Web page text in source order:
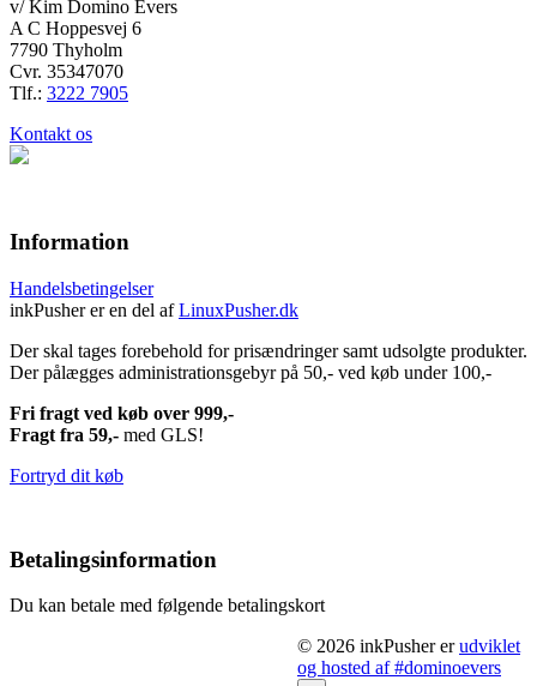
v/ Kim Domino Evers
A C Hoppesvej 6
7790 Thyholm
Cvr. 35347070
Tlf.: 3222 7905
Kontakt os
Information
Handelsbetingelser
inkPusher er en del afLinuxPusher.dk
Der skal tages forebehold for prisændringer samt udsolgte produkter.
Der pålægges administrationsgebyr på 50,- ved køb under 100,-
Fri fragt ved køb over 999,-
Fragt fra 59,- med GLS!
Fortryd dit køb
Betalingsinformation
Du kan betale med følgende betalingskort
© 2026 inkPusher erudviklet
og hosted af #dominoevers